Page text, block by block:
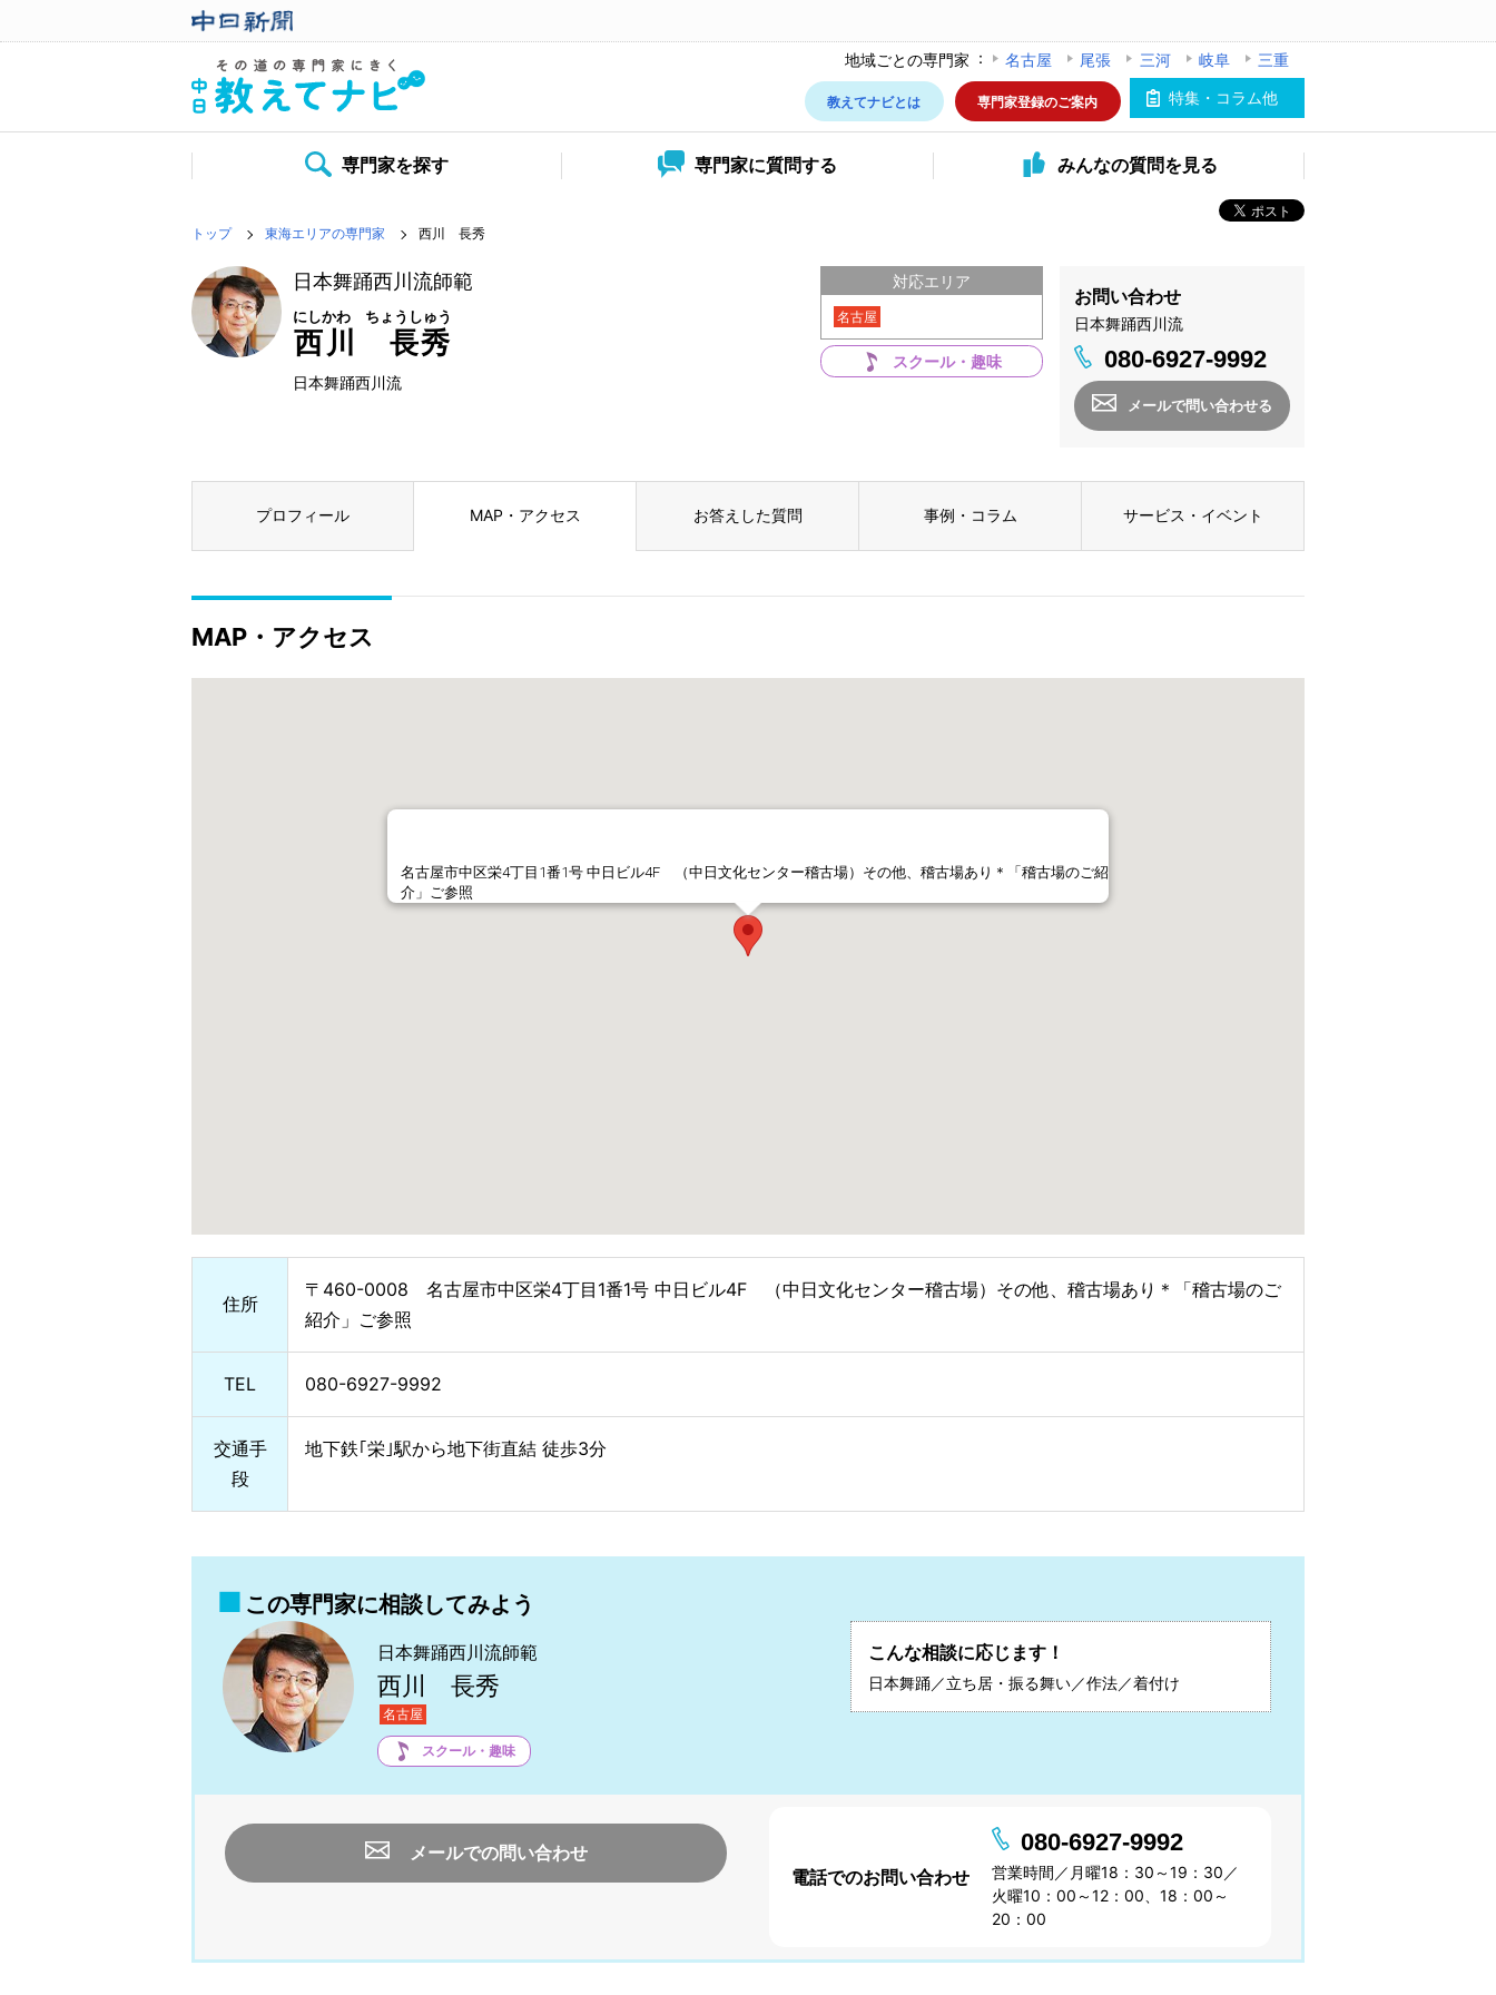
地域ごとの専門家 名古屋 尾張 三河 岐阜
三重
特集・コラム他
教えてナビとは 専門家登録のご案内
専門家を探す 専門家に質問する みんなの質問を見る
トップ 東海エリアの専門家 西川 長秀
日本舞踊西川流師範
西川 長秀
にしかわ ちょうしゅう
日本舞踊西川流
お問い合わせ
日本舞踊西川流
080-6927-9992
メールで問い合わせる
対応エリア
名古屋
スクール・趣味
プロフィール MAP・アクセス お答えした質問 事例・コラム サービス・イベント
MAP・アクセス
名古屋市中区栄4丁目1番1号 中日ビル4F （中日文化センター稽古場）その他、稽古場あり＊「稽古場のご紹
介」ご参照
住所
〒460-0008 名古屋市中区栄4丁目1番1号 中日ビル4F （中日文化センター稽古場）その他、稽古場あり＊「稽古場のご
紹介」ご参照
TEL 080-6927-9992
交通手
段
地下鉄｢栄｣駅から地下街直結 徒歩3分
この専門家に相談してみよう
日本舞踊西川流師範
西川 長秀
名古屋
スクール・趣味
こんな相談に応じます！
日本舞踊／立ち居・振る舞い／作法／着付け
メールでの問い合わせ
電話でのお問い合わせ
080-6927-9992
営業時間／月曜18：30～19：30／
火曜10：00～12：00、18：00～
20：00